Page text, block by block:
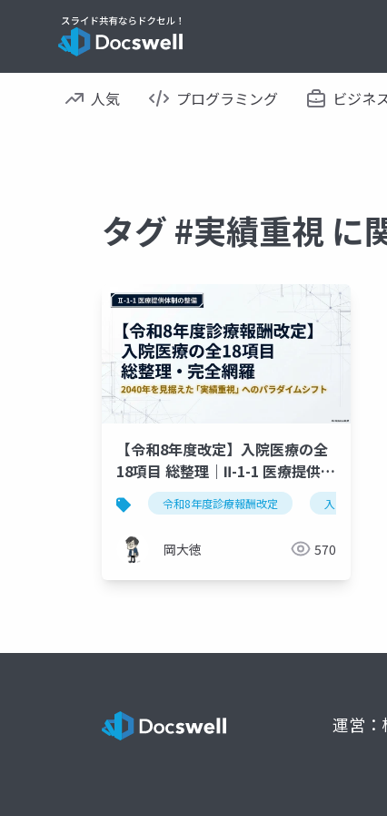
人気 プログラミング ビジネ
タグ #実績重視 に
【令和8年度改定】入院医療の全
18項目 総整理｜Ⅱ-1-1 医療提供体
制の整備令和8年度診療報酬改定 入院医療
岡大徳 570
運営：